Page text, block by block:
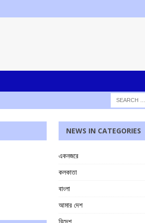
NEWS IN CATEGORIES
একনজরে
কলকাতা
বাংলা
আমার দেশ